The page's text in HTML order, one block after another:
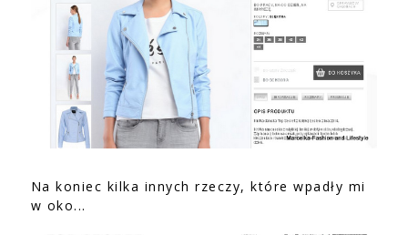
Na koniec kilka innych rzeczy, które wpadły mi
w oko...